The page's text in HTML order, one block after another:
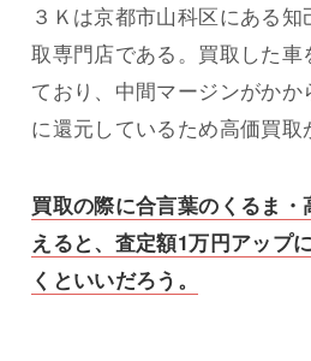
３Ｋは京都市山科区にある
取専門店である。買取した車
ており、中間マージンがか
に還元しているため高価買取
買取の際に合言葉のくるま
えると、査定額1万円アップ
くといいだろう。